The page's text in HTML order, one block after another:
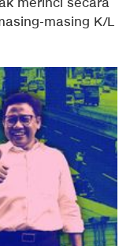
merinci secara
masing K/L